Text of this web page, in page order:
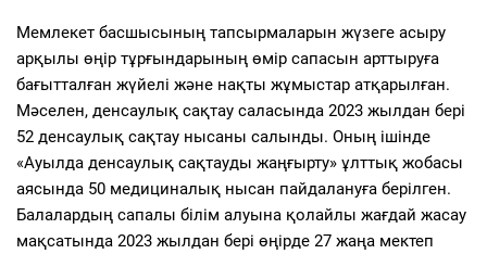
Мемлекет басшысының тапсырмаларын жүзеге асыру
арқылы өңір тұрғындарының өмір сапасын арттыруға
бағытталған жүйелі және нақты жұмыстар атқарылған.
Мәселен, денсаулық сақтау саласында 2023 жылдан бері
52 денсаулық сақтау нысаны салынды. Оның ішінде
«Ауылда денсаулық сақтауды жаңғырту» ұлттық жобасы
аясында 50 медициналық нысан пайдалануға берілген.
Балалардың сапалы білім алуына қолайлы жағдай жасау
мақсатында 2023 жылдан бері өңірде 27 жаңа мектеп